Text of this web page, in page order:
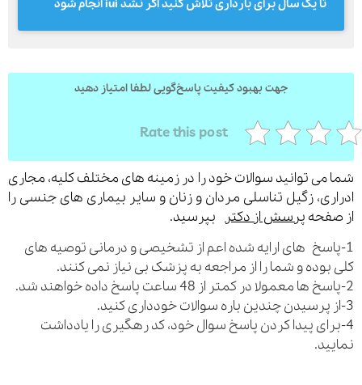
تا یک سال برای بارداری تلاش کنید اگر نشد iui انجام شود
جهت بهبود کیفیت پاسخ‌گویی لطفا امتیاز دهید
Rate this post
توانید سوالات خود را در زمینه های مختلف کلیه، مجاری
زگیل تناسلی مردان و زنان و سایر بیماری های جنسی را
پرسش از دکتربپرسید.
های ارایه شده اعم از تشخیصی و درمانی توصیه های
و شما را از مراجعه به پزشک بی نیاز نمی کنند.
پیدا کردن پاسخ سوال خود، کد رهگیری را یادداشت